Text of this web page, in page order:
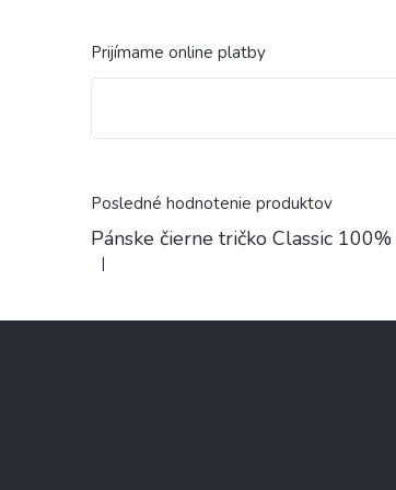
Prijímame online platby
Posledné hodnotenie produktov
Hodnotenie produktu je 4 z 5 hviezdičiek.
|